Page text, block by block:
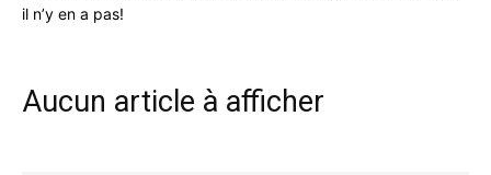
il n’y en a pas!
Aucun article à afficher